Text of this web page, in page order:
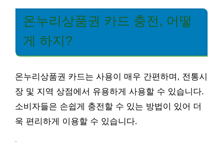
온누리상품권 카드 충전, 어떻
게 하지?
온누리상품권 카드는 사용이 매우 간편하며, 전통시
장 및 지역 상점에서 유용하게 사용할 수 있습니다.
소비자들은 손쉽게 충전할 수 있는 방법이 있어 더
욱 편리하게 이용할 수 있습니다.